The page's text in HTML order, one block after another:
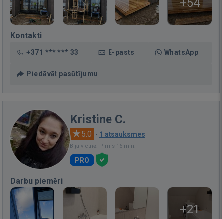
+54
Kontakti
+371 *** *** 33 E-pasts WhatsApp
Piedāvāt pasūtījumu
Kristine C.
5.0 · 1 atsauksmes
Bija vietnē: Pirms 16 min.
PRO
Darbu piemēri
+21